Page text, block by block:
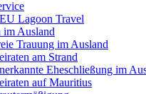
Lagoon Travel
im Ausland
Trauung im Ausland
am Strand
Eheschließung im
auf Mauritius